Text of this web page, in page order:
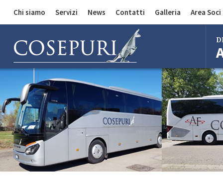
Chi siamo Servizi
Comunicazioni
News Contatti Galleria
Divisione Bus
Area Soci